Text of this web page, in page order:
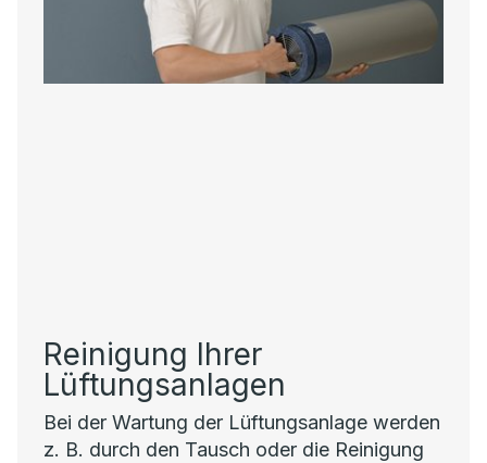
Reinigung Ihrer
Lüftungsanlagen
Bei der Wartung der Lüftungsanlage werden
z. B. durch den Tausch oder die Reinigung